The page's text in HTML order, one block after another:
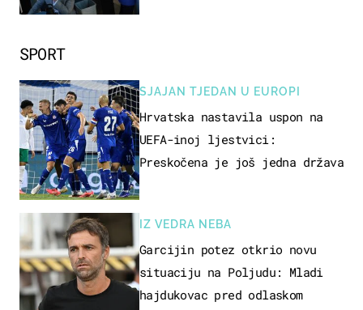
SPORT
SJAJAN TJEDAN U EUROPI
Hrvatska nastavila uspon na
UEFA-inoj ljestvici:
Preskočena je još jedna država
IZ VEDRA NEBA
Garcijin potez otkrio novu
situaciju na Poljudu: Mladi
hajdukovac pred odlaskom